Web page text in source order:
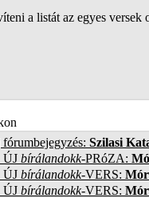
a listát az egyes versek
fórumbejegyzés: Szilasi
bírálandokk-PRóZA:
bírálandokk-VERS:
bírálandokk-VERS: